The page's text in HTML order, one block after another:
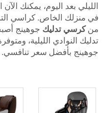
الليلي بعد اليوم، يمكنك
في منزلك الخاص. كراسي
منكرسي تدليك جوهينج
تدليك النوادي الليلية،
جوهينج بأفضل سعر تنافسي.